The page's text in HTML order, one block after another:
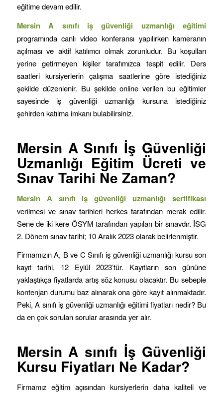
eğitime devam edilir.
MersinA sınıfı iş güvenliği uzmanlığı eğitimi
programında canlı video konferansı yapılırken kameranın
açılması ve aktif katılımcı olmak zorunludur. Bu koşulları
yerine getirmeyen kişiler tarafımızca tespit edilir. Ders
saatleri kursiyerlerin çalışma saatlerine göre istediğiniz
şekilde düzenlenir. Bu şekilde online verilen bu eğitimler
sayesinde iş güvenliği uzmanlığı kursuna istediğiniz
şehirden katılma imkanı bulabilirsiniz.
Mersin A Sınıfı İş Güvenliği
Uzmanlığı Eğitim Ücreti ve
Sınav Tarihi Ne Zaman?
MersinA sınıfı iş güvenliği uzmanlığı sertifikası
verilmesi ve sınav tarihleri herkes tarafından merak edilir.
Sene de iki kere ÖSYM tarafından yapılan bir sınavdır. İSG
2. Dönem sınav tarihi; 10 Aralık 2023 olarak belirlenmiştir.
Firmamızın A, B ve C Sınıfı iş güvenliği uzmanlığı kursu son
kayıt tarihi, 12 Eylül 2023’tür. Kayıtların son gününe
yaklaştıkça fiyatlarda artış söz konusu olacaktır. Bu sebeple
kontenjan durumu baz alınarak ona göre kayıt alınmaktadır.
Peki, A sınıfı iş güvenliği uzmanlığı eğitimi fiyatları nedir? Bu
da en çok sorulan sorular arasında yer alır.
Mersin A sınıfı İş Güvenliği
Kursu Fiyatları Ne Kadar?
Firmamız eğitim açısından kursiyerlerin daha kaliteli ve